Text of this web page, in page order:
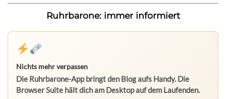
Ruhrbarone: immer informiert
Nichts mehr verpassen
Die Ruhrbarone-App bringt den Blog aufs Handy. Die
Browser Suite hält dich am Desktop auf dem Laufenden.